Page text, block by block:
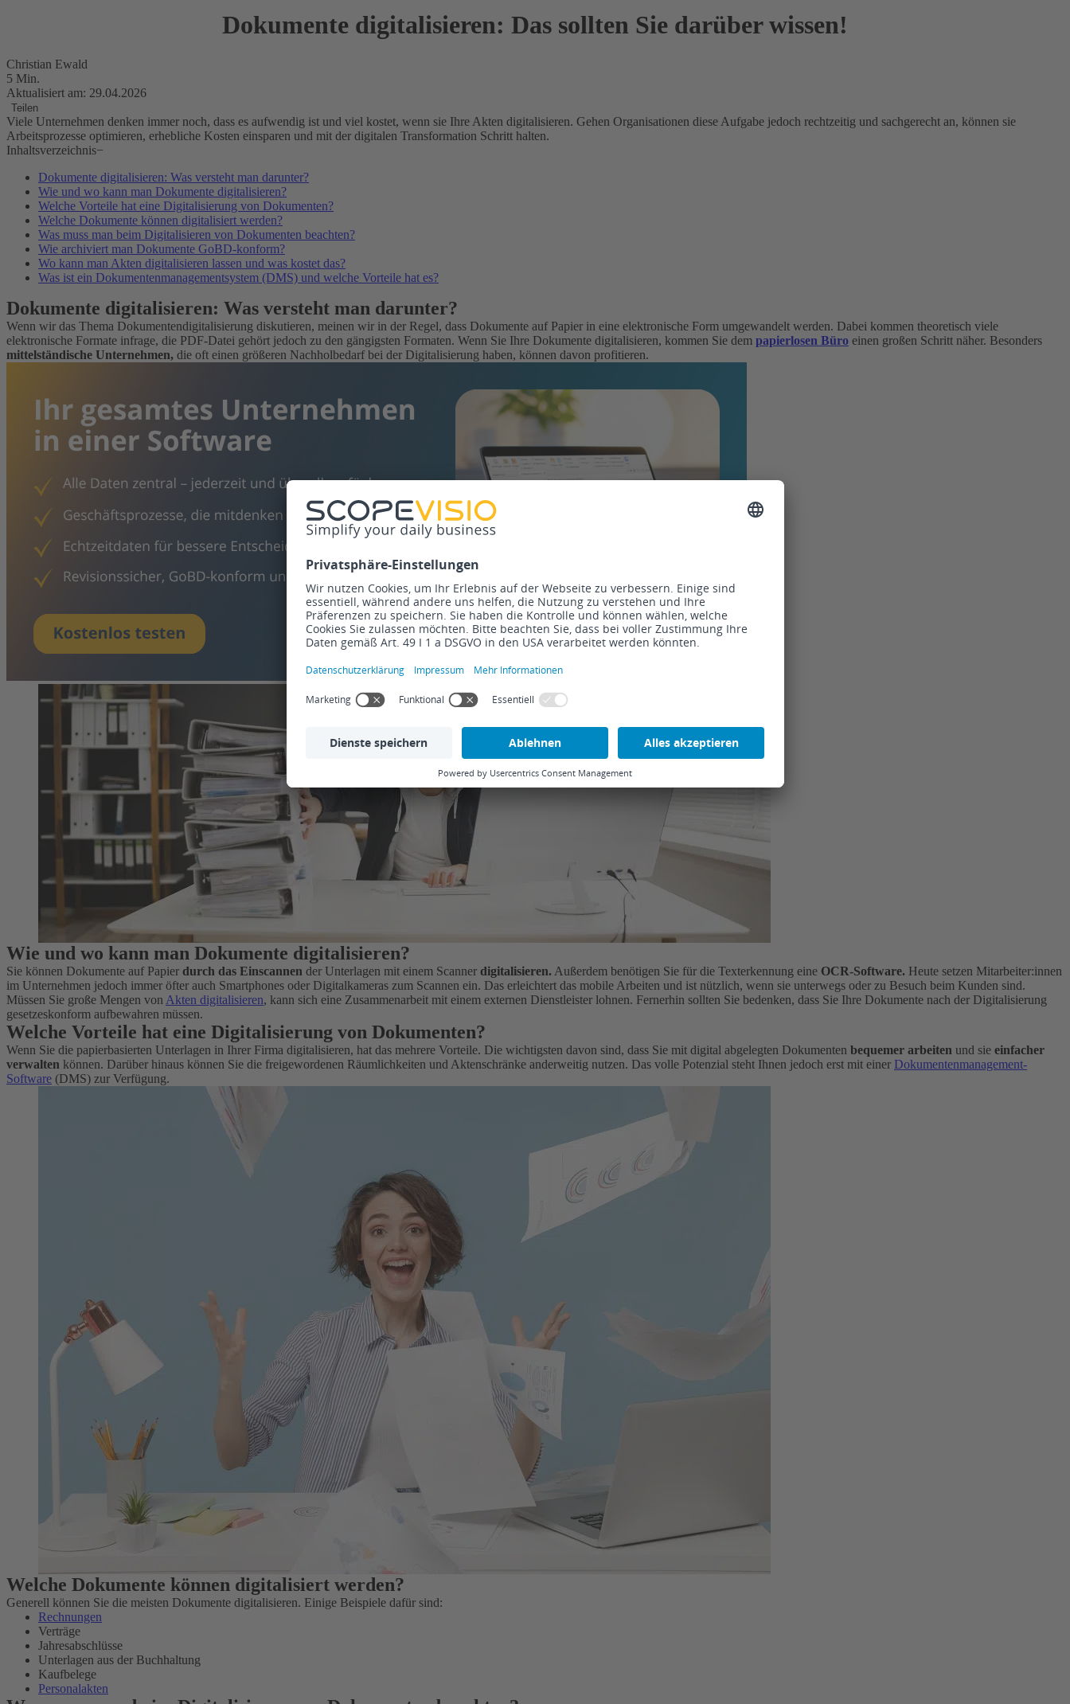
Dokumente digitalisieren: Das sollten Sie darüber wissen!
Christian Ewald
5 Min.
Aktualisiert am: 29.04.2026
Teilen
Viele Unternehmen denken immer noch, dass es aufwendig ist und viel kostet, wenn sie Ihre Akten digitalisieren. Gehen Organisationen diese Aufgabe jedoch rechtzeitig und sachgerecht an, können sie
Arbeitsprozesse optimieren, erhebliche Kosten einsparen und mit der digitalen Transformation Schritt halten.
Inhaltsverzeichnis−
Dokumente digitalisieren: Was versteht man darunter?
Wie und wo kann man Dokumente digitalisieren?
Welche Vorteile hat eine Digitalisierung von Dokumenten?
Welche Dokumente können digitalisiert werden?
Was muss man beim Digitalisieren von Dokumenten beachten?
Wie archiviert man Dokumente GoBD-konform?
Wo kann man Akten digitalisieren lassen und was kostet das?
Was ist ein Dokumentenmanagementsystem (DMS) und welche Vorteile hat es?
Dokumente digitalisieren: Was versteht man darunter?
Wenn wir das Thema Dokumentendigitalisierung diskutieren, meinen wir in der Regel, dass Dokumente auf Papier in eine elektronische Form umgewandelt werden. Dabei kommen theoretisch viele
elektronische Formate infrage, die PDF-Datei gehört jedoch zu den gängigsten Formaten. Wenn Sie Ihre Dokumente digitalisieren, kommen Sie dem papierlosen Büro einen großen Schritt näher. Besonders
mittelständische Unternehmen, die oft einen größeren Nachholbedarf bei der Digitalisierung haben, können davon profitieren.
Wie und wo kann man Dokumente digitalisieren?
Sie können Dokumente auf Papier durch das Einscannen der Unterlagen mit einem Scanner digitalisieren. Außerdem benötigen Sie für die Texterkennung eine OCR-Software. Heute setzen Mitarbeiter:innen
im Unternehmen jedoch immer öfter auch Smartphones oder Digitalkameras zum Scannen ein. Das erleichtert das mobile Arbeiten und ist nützlich, wenn sie unterwegs oder zu Besuch beim Kunden sind.
Müssen Sie große Mengen von Akten digitalisieren, kann sich eine Zusammenarbeit mit einem externen Dienstleister lohnen. Fernerhin sollten Sie bedenken, dass Sie Ihre Dokumente nach der Digitalisierung
gesetzeskonform aufbewahren müssen.
Welche Vorteile hat eine Digitalisierung von Dokumenten?
Wenn Sie die papierbasierten Unterlagen in Ihrer Firma digitalisieren, hat das mehrere Vorteile. Die wichtigsten davon sind, dass Sie mit digital abgelegten Dokumenten bequemer arbeiten und sie einfacher
verwalten können. Darüber hinaus können Sie die freigewordenen Räumlichkeiten und Aktenschränke anderweitig nutzen. Das volle Potenzial steht Ihnen jedoch erst mit einer Dokumentenmanagement-
Software (DMS) zur Verfügung.
Welche Dokumente können digitalisiert werden?
Generell können Sie die meisten Dokumente digitalisieren. Einige Beispiele dafür sind:
Rechnungen
Verträge
Jahresabschlüsse
Unterlagen aus der Buchhaltung
Kaufbelege
Personalakten